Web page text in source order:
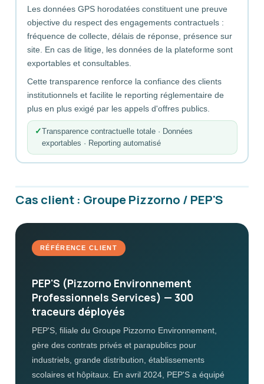
Les données GPS horodatées constituent une preuve
objective du respect des engagements contractuels :
fréquence de collecte, délais de réponse, présence sur
site. En cas de litige, les données de la plateforme sont
exportables et consultables.
Cette transparence renforce la confiance des clients
institutionnels et facilite le reporting réglementaire de
plus en plus exigé par les appels d'offres publics.
Transparence contractuelle totale · Données
exportables · Reporting automatisé
Cas client : Groupe Pizzorno / PEP'S
RÉFÉRENCE CLIENT
PEP'S (Pizzorno Environnement
Professionnels Services) — 300
traceurs déployés
PEP'S, filiale du Groupe Pizzorno Environnement,
gère des contrats privés et parapublics pour
industriels, grande distribution, établissements
scolaires et hôpitaux. En avril 2024, PEP'S a équipé